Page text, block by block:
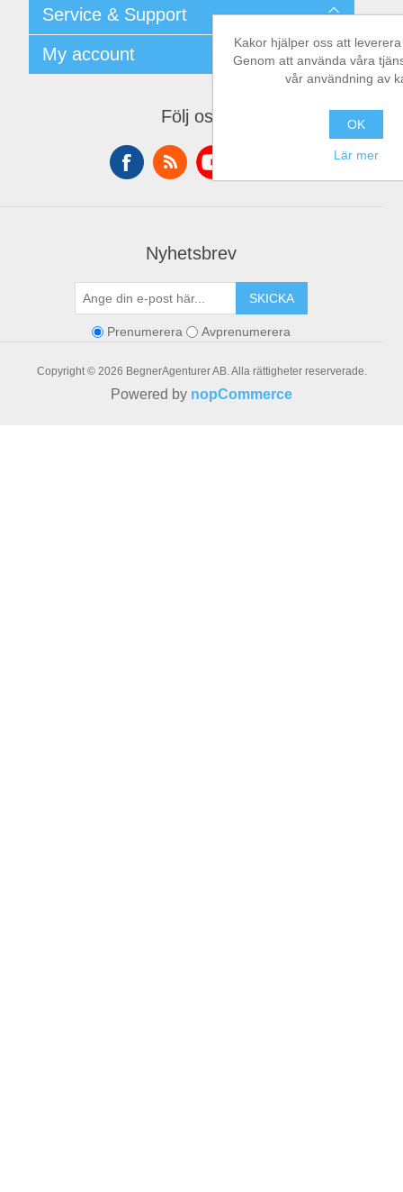
Integritetspolicy
Terms & Conditions
Begner System / iba Nordic
Service & Support
Leverantörslista
My account
Följ oss
Nyhetsbrev
SKICKA
Prenumerera Avprenumerera
Copyright © 2026 BegnerAgenturer AB. Alla rättigheter reserverade.
Powered by nopCommerce
Kakor hjälper oss att
Genom att använda våra
vår användning av
OK
Lär mer